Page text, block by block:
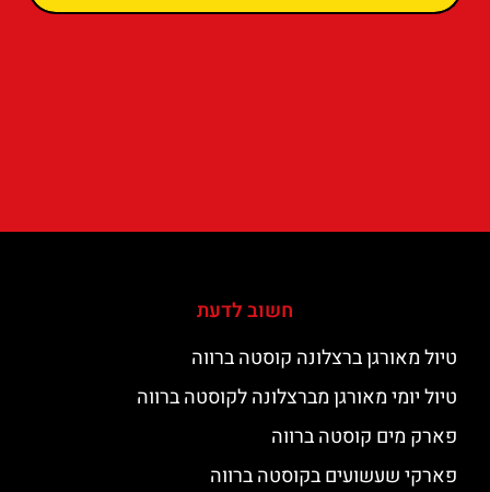
חשוב לדעת
טיול מאורגן ברצלונה קוסטה ברווה
טיול יומי מאורגן מברצלונה לקוסטה ברווה
פארק מים קוסטה ברווה
פארקי שעשועים בקוסטה ברווה